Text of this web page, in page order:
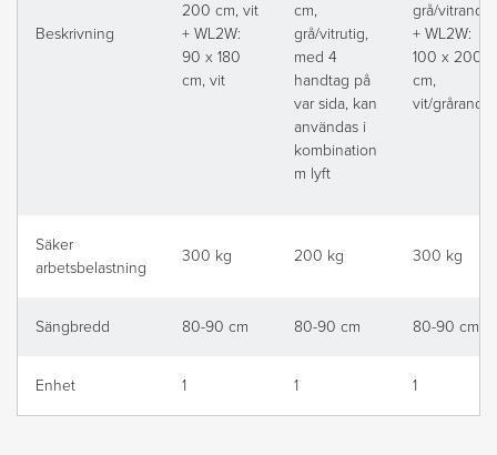
Beskrivning
200 cm, vit
+ WL2W:
90 x 180
cm, vit
cm,
grå/vitrutig,
med 4
handtag på
var sida, kan
användas i
kombination
m lyft
grå/vitrandig
+ WL2W:
100 x 200
cm,
vit/grårandig
Säker
arbetsbelastning
300 kg 200 kg 300 kg
Sängbredd 80-90 cm 80-90 cm 80-90 cm
Enhet 1 1 1